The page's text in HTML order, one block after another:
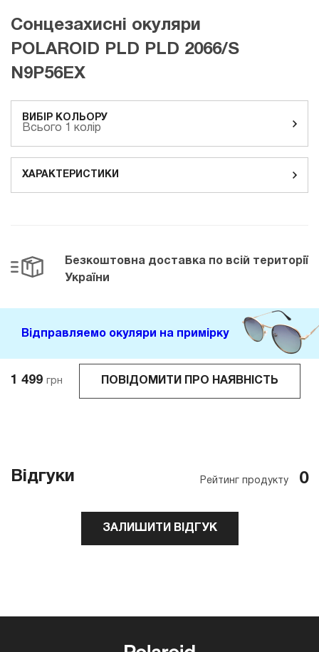
Сонцезахисні окуляри
POLAROID PLD PLD 2066/S
N9P56EX
ВИБІР КОЛЬОРУ
Всього 1 колір
ХАРАКТЕРИСТИКИ
1 499 грн ПОВІДОМИТИ ПРО НАЯВНІСТЬ
Безкоштовна доставка по всій території
України
Відправляемо окуляри на примірку
Відгуки Рейтинг продукту 0
ЗАЛИШИТИ ВІДГУК